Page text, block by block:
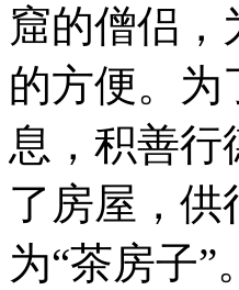
窟的僧侣，
的方便。为
息，积善行
了房屋，供
为“茶房子